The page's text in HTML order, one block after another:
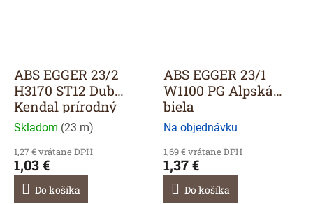
ABS EGGER 23/2
H3170 ST12 Dub
Kendal prírodný
Skladom (23 m)
1,27 € vrátane DPH
1,03 €
Do košíka
ABS EGGER 23/1
W1100 PG Alpská
biela
Na objednávku
1,69 € vrátane DPH
1,37 €
Do košíka